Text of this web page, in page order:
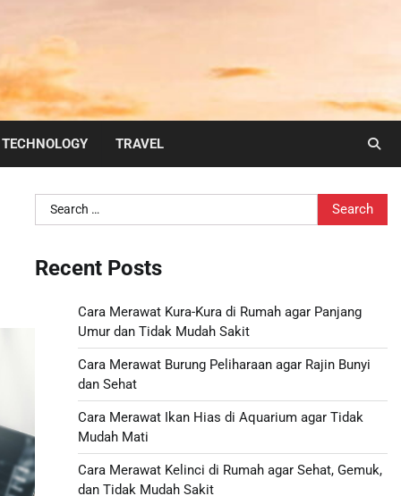
TECHNOLOGY TRAVEL
Search
for:
Recent Posts
Cara Merawat Kura-Kura di Rumah agar Panjang
Umur dan Tidak Mudah Sakit
Cara Merawat Burung Peliharaan agar Rajin Bunyi
dan Sehat
Cara Merawat Ikan Hias di Aquarium agar Tidak
Mudah Mati
Cara Merawat Kelinci di Rumah agar Sehat, Gemuk,
dan Tidak Mudah Sakit